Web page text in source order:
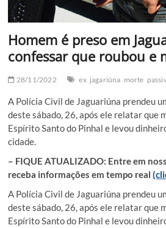
Homem é preso em
confessar que roubou e
28/11/2022 ex jagariúna morte
A Polícia Civil de Jaguariúna prendeu
deste sábado, 26, após ele relatar que
Espírito Santo do Pinhal e levou
cidade.
– FIQUE ATUALIZADO: Entre em
receba informações em tempo real
A Polícia Civil de Jaguariúna prendeu
deste sábado, 26, após ele relatar que
Espírito Santo do Pinhal e levou